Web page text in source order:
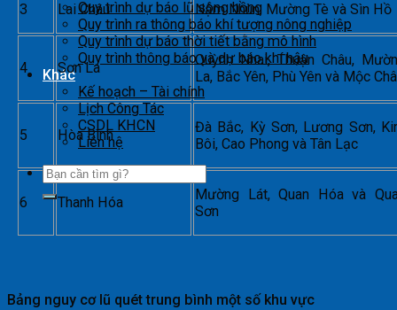
Quy trình dự báo lũ sông hồng
Quy trình ra thông báo khí tượng nông nghiệp
Quy trình dự báo thời tiết bằng mô hình
Quy trình thông báo và dự báo khí hậu
Khác
Kế hoạch – Tài chính
Lịch Công Tác
CSDL KHCN
Liên hệ
3 Lai Châu Nậm Nhùn, Mường Tè và Sìn Hồ
4 Sơn La
Quỳnh Nhai, Thuận Châu,
La, Bắc Yên, Phù Yên và Mộc
5 Hòa Bình
Đà Bắc, Kỳ Sơn, Lương Sơn,
Bôi, Cao Phong và Tân Lạc
6 Thanh Hóa
Mường Lát, Quan Hóa và
Sơn
Bảng nguy cơ lũ quét trung bình một số khu vực